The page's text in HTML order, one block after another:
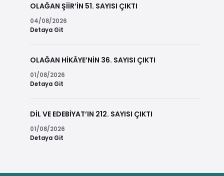
OLAĞAN ŞİİR’İN 51. SAYISI ÇIKTI
04/08/2026
Detaya Git
OLAĞAN HİKÂYE’NİN 36. SAYISI ÇIKTI
01/08/2026
Detaya Git
DİL VE EDEBİYAT’IN 212. SAYISI ÇIKTI
01/08/2026
Detaya Git